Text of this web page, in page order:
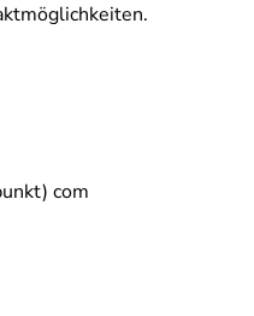
com